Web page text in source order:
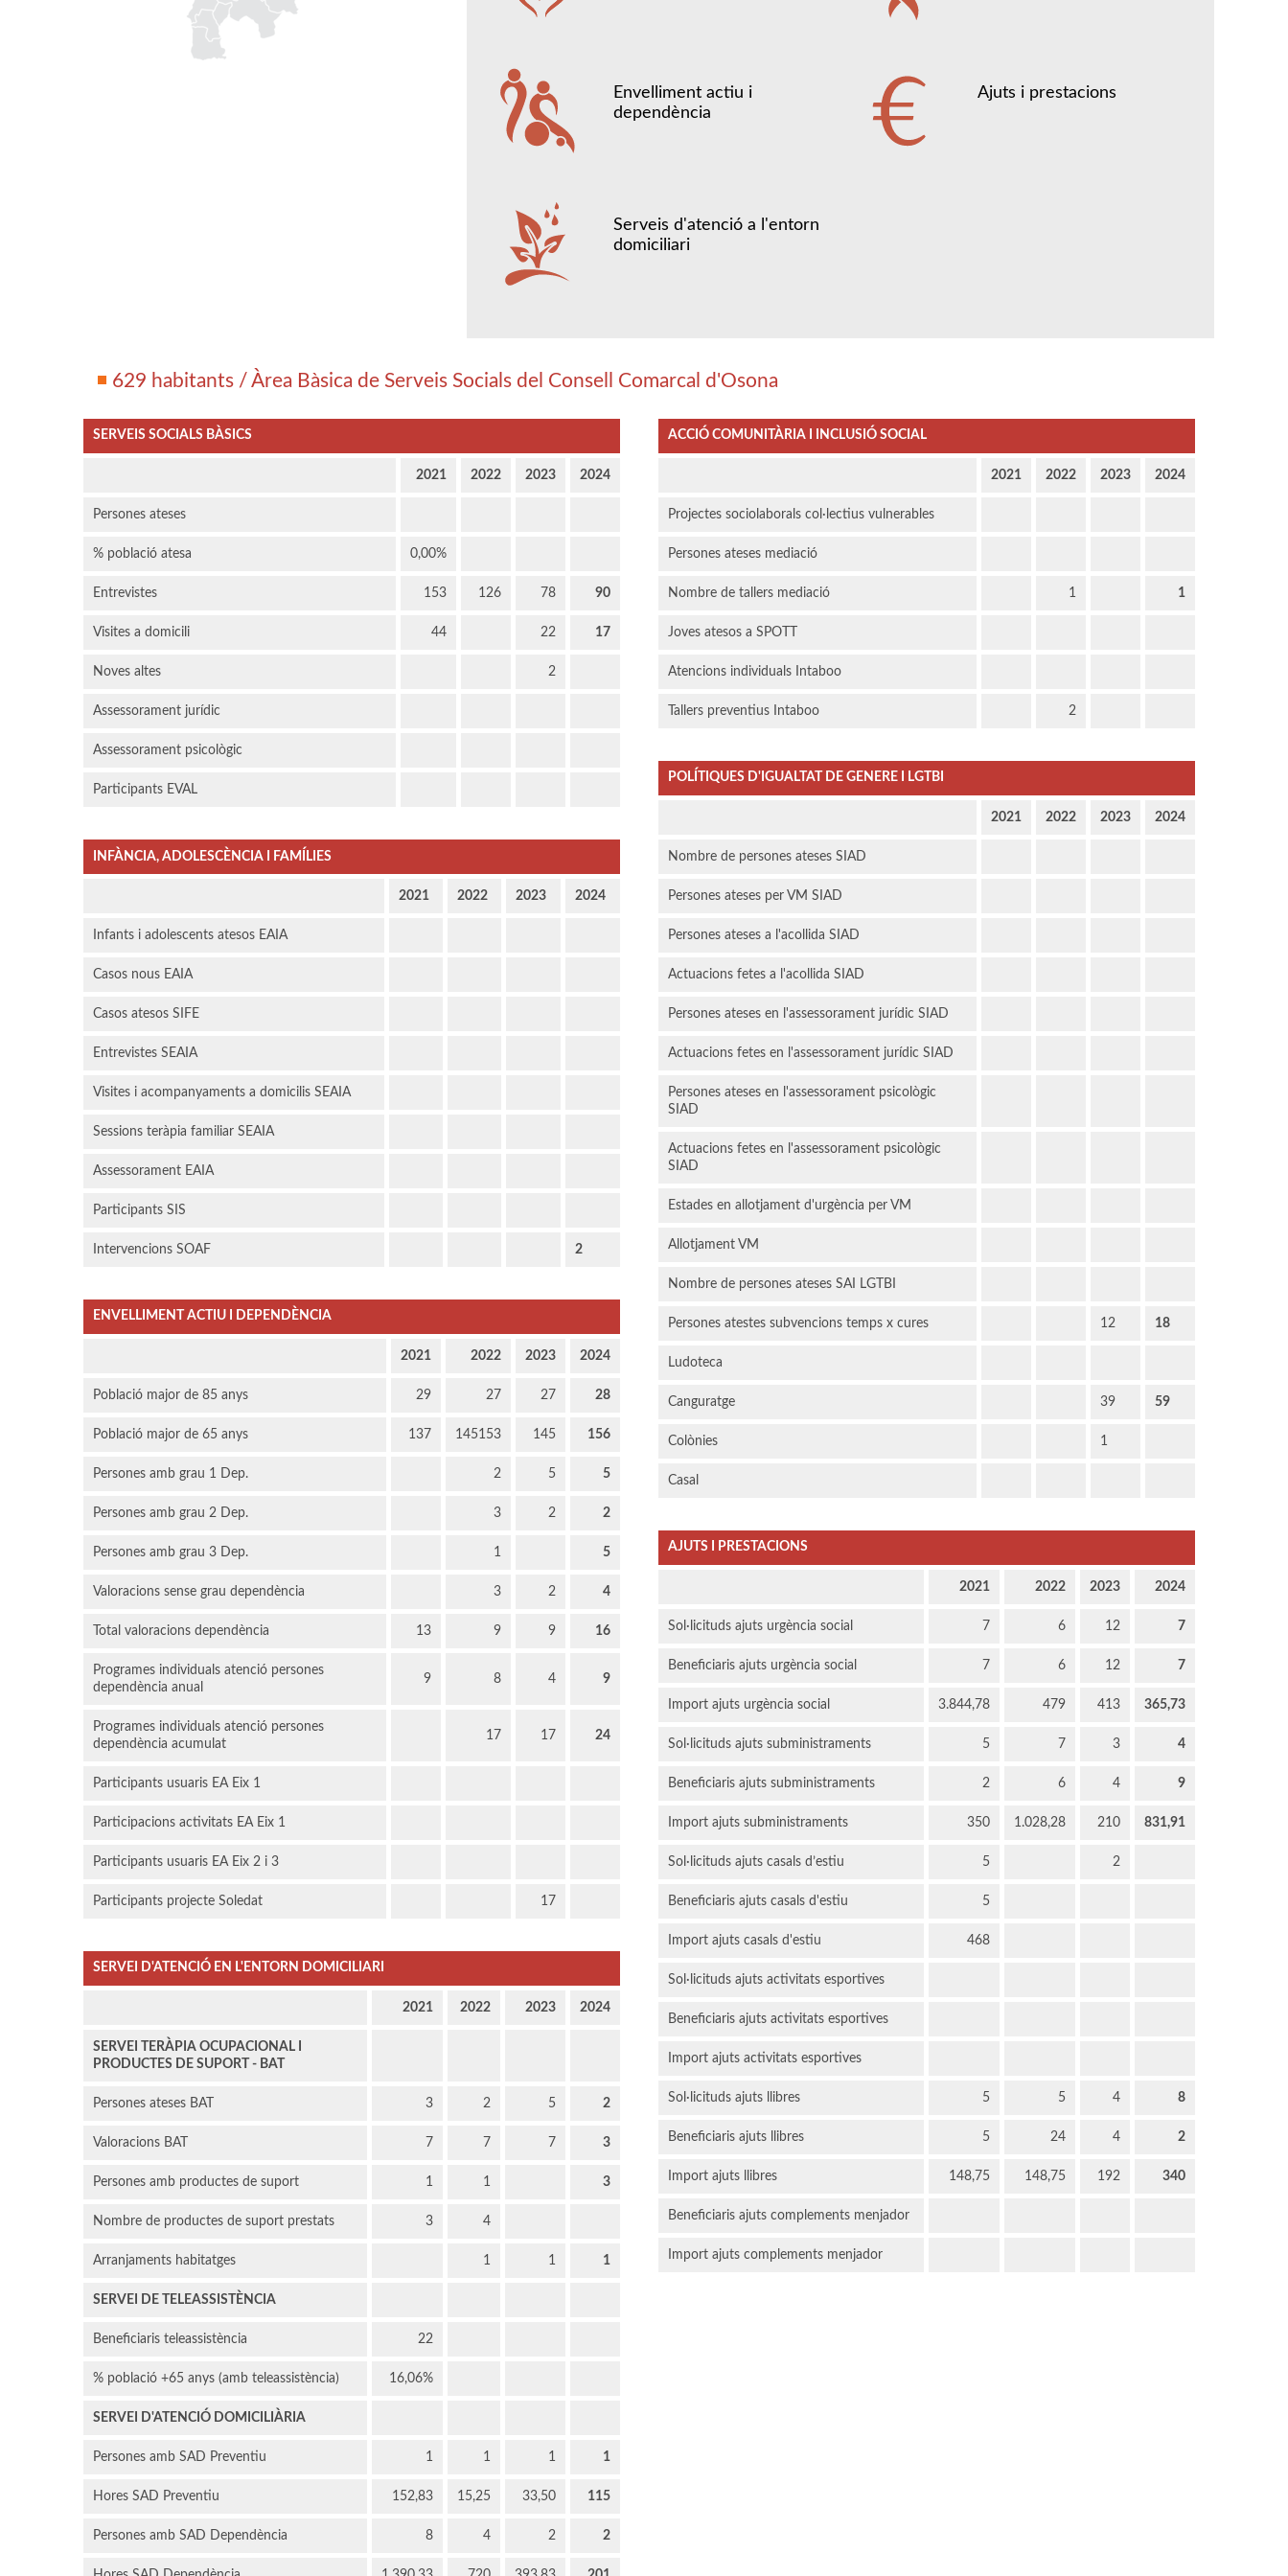
Envelliment actiu i
dependència
Ajuts i prestacions
Serveis d'atenció a l'entorn
domiciliari
629 habitants / Àrea Bàsica de Serveis Socials del Consell Comarcal d'Osona
SERVEIS SOCIALS BÀSICS
2021 2022 2023 2024
Persones ateses
% població atesa 0,00%
Entrevistes 153 126 78 90
Visites a domicili 44 22 17
Noves altes 2
Assessorament jurídic
Assessorament psicològic
Participants EVAL
INFÀNCIA, ADOLESCÈNCIA I FAMÍLIES
2021 2022 2023 2024
Infants i adolescents atesos EAIA
Casos nous EAIA
Casos atesos SIFE
Entrevistes SEAIA
Visites i acompanyaments a domicilis SEAIA
Sessions teràpia familiar SEAIA
Assessorament EAIA
Participants SIS
Intervencions SOAF 2
ENVELLIMENT ACTIU I DEPENDÈNCIA
2021 2022 2023 2024
Població major de 85 anys 29 27 27 28
Població major de 65 anys 137 145153 145 156
Persones amb grau 1 Dep. 2 5 5
Persones amb grau 2 Dep. 3 2 2
Persones amb grau 3 Dep. 1 5
Valoracions sense grau dependència 3 2 4
Total valoracions dependència 13 9 9 16
Programes individuals atenció persones
dependència anual
9 8 4 9
Programes individuals atenció persones
dependència acumulat
17 17 24
Participants usuaris EA Eix 1
Participacions activitats EA Eix 1
Participants usuaris EA Eix 2 i 3
Participants projecte Soledat 17
SERVEI D'ATENCIÓ EN L'ENTORN DOMICILIARI
2021 2022 2023 2024
SERVEI TERÀPIA OCUPACIONAL I
PRODUCTES DE SUPORT - BAT
Persones ateses BAT 3 2 5 2
Valoracions BAT 7 7 7 3
Persones amb productes de suport 1 1 3
Nombre de productes de suport prestats 3 4
Arranjaments habitatges 1 1 1
SERVEI DE TELEASSISTÈNCIA
Beneficiaris teleassistència 22
% població +65 anys (amb teleassistència) 16,06%
SERVEI D'ATENCIÓ DOMICILIÀRIA
Persones amb SAD Preventiu 1 1 1 1
Hores SAD Preventiu 152,83 15,25 33,50 115
Persones amb SAD Dependència 8 4 2 2
ACCIÓ COMUNITÀRIA I INCLUSIÓ SOCIAL
2021 2022 2023 2024
Projectes sociolaborals col·lectius vulnerables
Persones ateses mediació
Nombre de tallers mediació 1 1
Joves atesos a SPOTT
Atencions individuals Intaboo
Tallers preventius Intaboo 2
POLÍTIQUES D'IGUALTAT DE GENERE I LGTBI
2021 2022 2023 2024
Nombre de persones ateses SIAD
Persones ateses per VM SIAD
Persones ateses a l'acollida SIAD
Actuacions fetes a l'acollida SIAD
Persones ateses en l'assessorament jurídic SIAD
Actuacions fetes en l'assessorament jurídic SIAD
Persones ateses en l'assessorament psicològic
SIAD
Actuacions fetes en l'assessorament psicològic
SIAD
Estades en allotjament d'urgència per VM
Allotjament VM
Nombre de persones ateses SAI LGTBI
Persones atestes subvencions temps x cures 12 18
Ludoteca
Canguratge 39 59
Colònies 1
Casal
AJUTS I PRESTACIONS
2021 2022 2023 2024
Sol·licituds ajuts urgència social 7 6 12 7
Beneficiaris ajuts urgència social 7 6 12 7
Import ajuts urgència social 3.844,78 479 413 365,73
Sol·licituds ajuts subministraments 5 7 3 4
Beneficiaris ajuts subministraments 2 6 4 9
Import ajuts subministraments 350 1.028,28 210 831,91
Sol·licituds ajuts casals d’estiu 5 2
Beneficiaris ajuts casals d'estiu 5
Import ajuts casals d'estiu 468
Sol·licituds ajuts activitats esportives
Beneficiaris ajuts activitats esportives
Import ajuts activitats esportives
Sol·licituds ajuts llibres 5 5 4 8
Beneficiaris ajuts llibres 5 24 4 2
Import ajuts llibres 148,75 148,75 192 340
Beneficiaris ajuts complements menjador
Import ajuts complements menjador